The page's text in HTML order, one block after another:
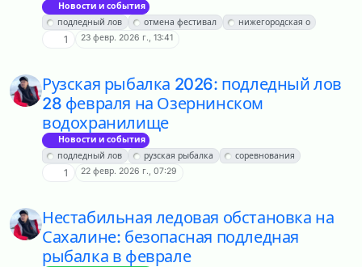
Новости и события
подледный лов
отмена фестивал нижегородская о
1 23 февр. 2026 г., 13:41
Рузская рыбалка 2026: подледный лов
28 февраля на Озернинском
водохранилище
Новости и события
подледный лов
рузская рыбалка соревнования
1 22 февр. 2026 г., 07:29
Нестабильная ледовая обстановка на
Сахалине: безопасная подледная
рыбалка в феврале